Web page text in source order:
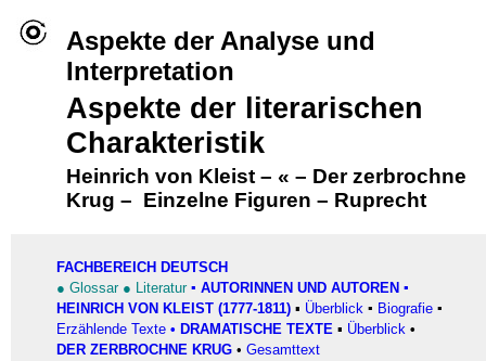
Aspekte der Analyse und
Interpretation
Aspekte der literarischen
Charakteristik
Heinrich von Kleist – « – Der zerbrochne
Krug – Einzelne Figuren – Ruprecht
FACHBEREICH DEUTSCH
● Glossar ● Literatur ▪ AUTORINNEN UND AUTOREN ▪
HEINRICH VON KLEIST (1777-1811) ▪ Überblick ▪ Biografie ▪
Erzählende Texte • DRAMATISCHE TEXTE ▪ Überblick •
DER ZERBROCHNE KRUG • Gesamttext